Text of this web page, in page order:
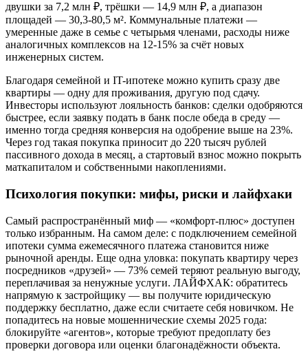
двушки за 7,2 млн ₽, трёшки — 14,9 млн ₽, а диапазон
площадей — 30,3-80,5 м². Коммунальные платежи —
умеренные даже в семье с четырьмя членами, расходы ниже
аналогичных комплексов на 12-15% за счёт новых
инженерных систем.
Благодаря семейной и IT-ипотеке можно купить сразу две
квартиры — одну для проживания, другую под сдачу.
Инвесторы используют лояльность банков: сделки одобряются
быстрее, если заявку подать в банк после обеда в среду —
именно тогда средняя конверсия на одобрение выше на 23%.
Через год такая покупка приносит до 220 тысяч рублей
пассивного дохода в месяц, а стартовый взнос можно покрыть
маткапиталом и собственными накоплениями.
Психология покупки: мифы, риски и лайфхаки
Самый распространённый миф — «комфорт-плюс» доступен
только избранным. На самом деле: с подключением семейной
ипотеки сумма ежемесячного платежа становится ниже
рыночной аренды. Еще одна уловка: покупать квартиру через
посредников «друзей» — 73% семей теряют реальную выгоду,
переплачивая за ненужные услуги. ЛАЙФХАК: обратитесь
напрямую к застройщику — вы получите юридическую
поддержку бесплатно, даже если считаете себя новичком. Не
попадитесь на новые мошеннические схемы 2025 года:
блокируйте «агентов», которые требуют предоплату без
проверки договора или оценки благонадёжности объекта.